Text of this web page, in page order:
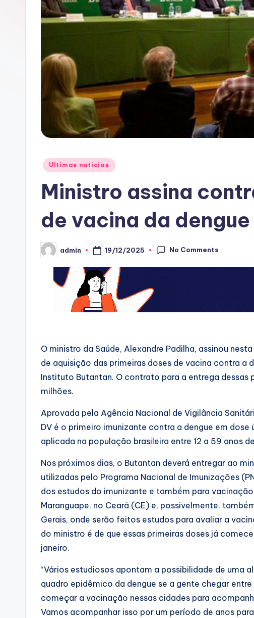
A
Posted
Ultimas noticias
Ministro assina
de vacina da
Posted
by
admin 19/12/2025 No Comments
O ministro da Saúde, Alexandre Padilha, assinou
de aquisição das primeiras doses de vacina contra a
Instituto Butantan. O contrato para a entrega dessas
milhões.
Aprovada pela Agência Nacional de Vigilância
DV é o primeiro imunizante contra a dengue em
aplicada na população brasileira entre 12 a 59 anos
Nos próximos dias, o Butantan deverá entregar ao
utilizadas pelo Programa Nacional de Imunizações
dos estudos do imunizante e também para
Maranguape, no Ceará (CE) e, possivelmente,
Gerais, onde serão feitos estudos para avaliar a
do ministro é de que essas primeiras doses já
janeiro.
“Vários estudiosos apontam a possibilidade de
quadro epidêmico da dengue se a gente chegar
começar a vacinação nessas cidades para
Vamos acompanhar isso por um período de anos